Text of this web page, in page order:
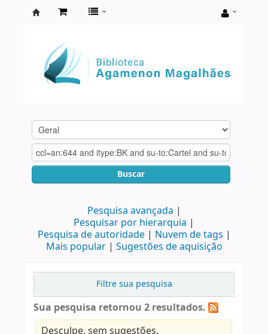
Agamenon
Magalhães
Buscar
Pesquisa avançada
Pesquisar por hierarquia
Pesquisa de autoridade
Nuvem de tags
Mais popular
Sugestões de aquisição
Filtre sua pesquisa
Sua pesquisa retornou 2 resultados.
Desculpe, sem sugestões.